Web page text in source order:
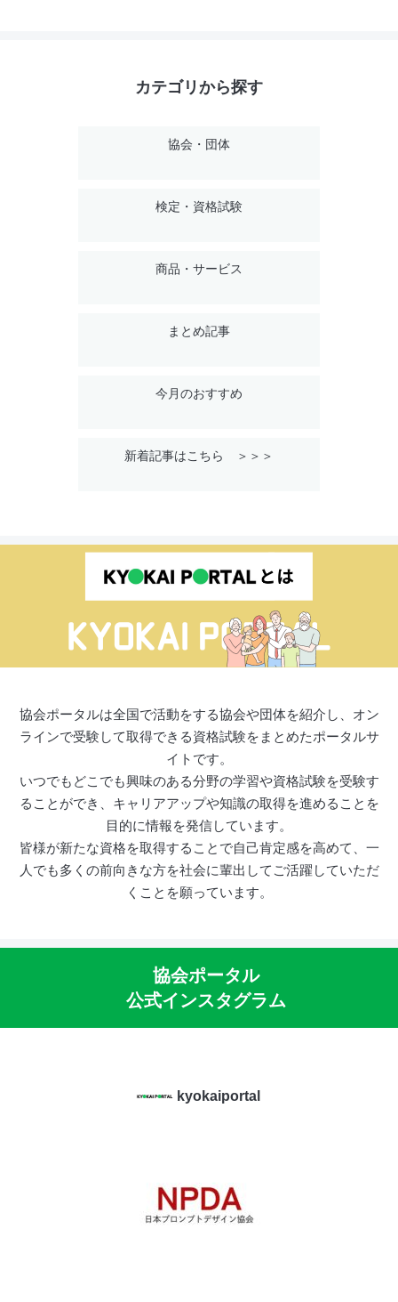
カテゴリから探す
協会・団体
検定・資格試験
商品・サービス
まとめ記事
今月のおすすめ
新着記事はこちら ＞＞＞
協会ポータルは全国で活動をする協会や団体を紹介し、オン
ラインで受験して取得できる資格試験をまとめたポータルサ
イトです。
いつでもどこでも興味のある分野の学習や資格試験を受験す
ることができ、キャリアアップや知識の取得を進めることを
目的に情報を発信しています。
皆様が新たな資格を取得することで自己肯定感を高めて、一
人でも多くの前向きな方を社会に輩出してご活躍していただ
くことを願っています。
協会ポータル
公式インスタグラム
kyokaiportal